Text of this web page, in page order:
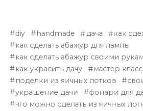
diy handmade дача
как
как сделать абажур для лампы
как сделать абажур своими
как украсить дачу
мастер класс
поделки из яичных лотков
украшение дачи
фонари для
что можно сделать из яичных